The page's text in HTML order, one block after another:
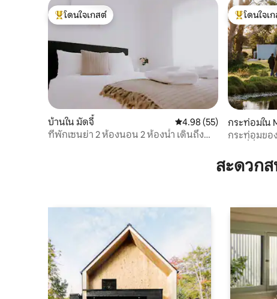
โดนใจเกสต์ที่สุด
โดนใจเกสต์
บ้านใน มัดจี้ คะแนนเฉลี่ย 4.98 จาก 5,
4.98 (55)
ที่พักเซนย่า 2 ห้องนอน 2 ห้องน้ำ เดินถึง
โดนใจเก
โดนใจเ
กระท่อมใน
กระท่อมของ
สะดวก